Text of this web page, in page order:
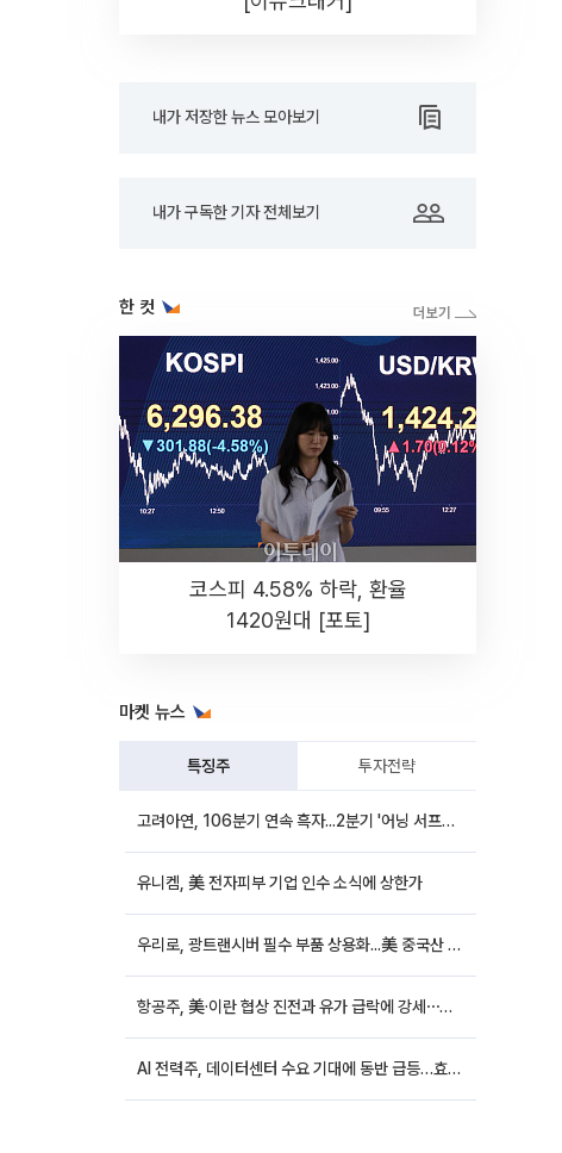
내가 저장한 뉴스 모아보기
내가 구독한 기자 전체보기
한 컷
코스피 4.58% 하락, 환율
1420원대 [포토]
마켓 뉴스
특징주 투자전략
고려아연, 106분기 연속 흑자...2분기 '어닝 서프라이즈'에 장 초반 12%대 강세
유니켐, 美 전자피부 기업 인수 소식에 상한가
우리로, 광트랜시버 필수 부품 상용화...美 중국산 퇴출 추진에 상승세
항공주, 美·이란 협상 진전과 유가 급락에 강세⋯한진칼 8%↑
AI 전력주, 데이터센터 수요 기대에 동반 급등…효성중공업 10%↑